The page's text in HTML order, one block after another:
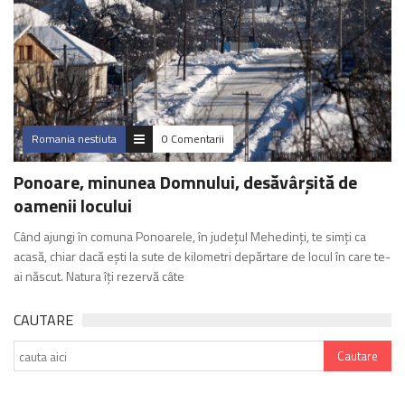
Romania nestiuta 0 Comentarii
Ponoare, minunea Domnului, desăvârșită de
oamenii locului
Când ajungi în comuna Ponoarele, în județul Mehedinți, te simți ca
acasă, chiar dacă ești la sute de kilometri depărtare de locul în care te-
ai născut. Natura îți rezervă câte
CAUTARE